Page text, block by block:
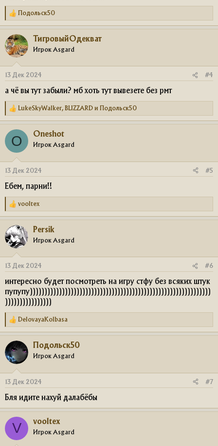
Р
к
ц
и
Подольск50
ТигровыйОдекват
Игрок Asgard
13 Дек 2024 #4
а чё вы тут забыли? мб хоть тут вывезете без рмт
Р
е
ц
и
LukeSkyWalker, BLIZZARD и Подольск50
O Oneshot
Игрок Asgard
13 Дек 2024 #5
Ебем, парни!!
Р
к
ц
и
vooltex
Persik
Игрок Asgard
13 Дек 2024 #6
интересно будет посмотреть на игру стфу без всяких штук
пупупу))))))))))))))))))))))))))))))))))))))))))))))))))))))))))))))
))))))))))))))))
Р
е
к
ц
и
DelovayaKolbasa
Подольск50
Игрок Asgard
13 Дек 2024 #7
Бля идите нахуй далабёбы
V vooltex
Игрок Asgard